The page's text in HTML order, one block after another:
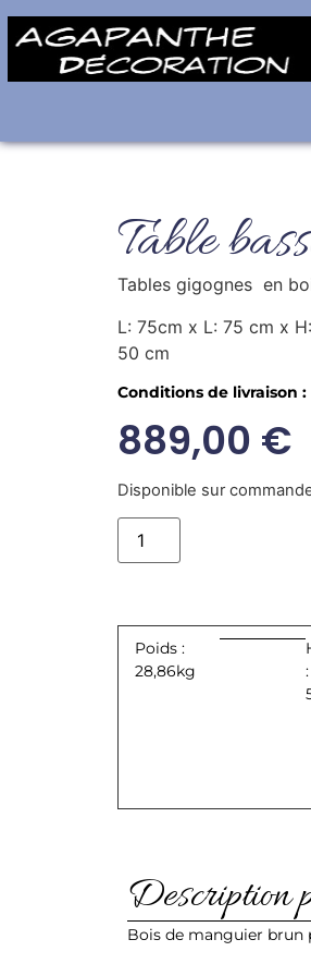
Table
Tables gigognes en
L: 75cm x L: 75 cm x
50 cm
Conditions de livraison :
889,00 €
Disponible sur
Poids :
28,86kg
:
Description
Bois de manguier brun